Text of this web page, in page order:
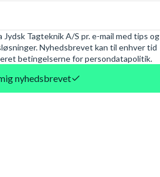
Tagteknik A/S pr. e-mail med tips og
Nyhedsbrevet kan til enhver tid
betingelserne for persondatapolitik.
nyhedsbrevet